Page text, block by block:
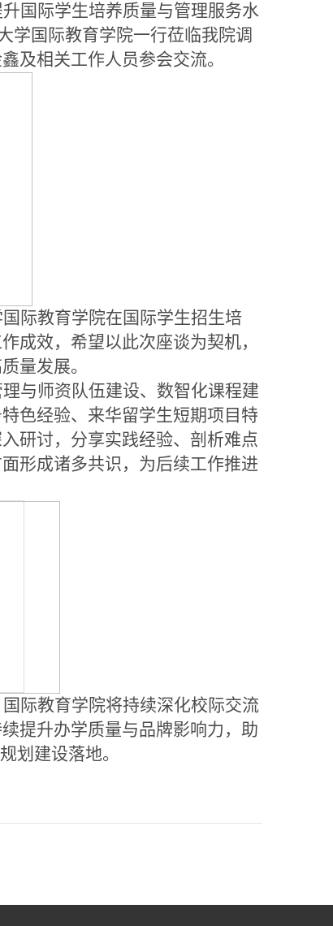
国际学生培养质量与管理服务水
学国际教育学院一行莅临我院调
及相关工作人员参会交流。
际教育学院在国际学生招生培
成效，希望以此次座谈为契机，
量发展。
与师资队伍建设、数智化课程建
色经验、来华留学生短期项目特
研讨，分享实践经验、剖析难点
形成诸多共识，为后续工作推进
际教育学院将持续深化校际交流
提升办学质量与品牌影响力，助
划建设落地。